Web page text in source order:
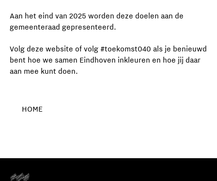
Aan het eind van 2025 worden deze doelen aan de
gemeenteraad gepresenteerd.
Volg deze website of volg #toekomst040 als je benieuwd
bent hoe we samen Eindhoven inkleuren en hoe jij daar
aan mee kunt doen.
HOME